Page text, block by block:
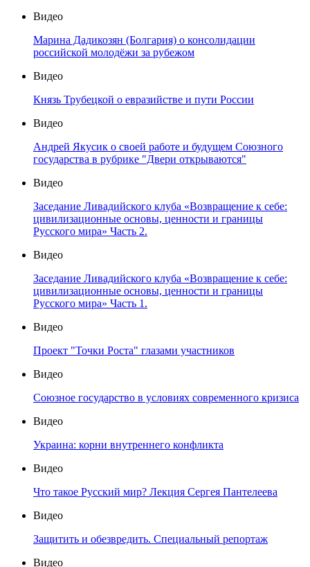
Видео
Марина Дадикозян (Болгария) о консолидации
российской молодёжи за рубежом
Видео
Князь Трубецкой о евразийстве и пути России
Видео
Андрей Якусик о своей работе и будущем Союзного
государства в рубрике "Двери открываются"
Видео
Заседание Ливадийского клуба «Возвращение к себе:
цивилизационные основы, ценности и границы
Русского мира» Часть 2.
Видео
Заседание Ливадийского клуба «Возвращение к себе:
цивилизационные основы, ценности и границы
Русского мира» Часть 1.
Видео
Проект "Точки Роста" глазами участников
Видео
Союзное государство в условиях современного кризиса
Видео
Украина: корни внутреннего конфликта
Видео
Что такое Русский мир? Лекция Сергея Пантелеева
Видео
Защитить и обезвредить. Специальный репортаж
Видео